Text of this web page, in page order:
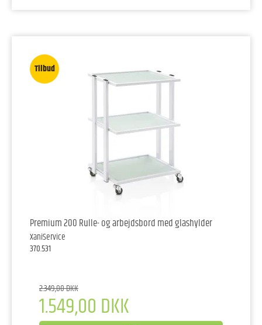
Tilbud
Premium 200 Rulle- og arbejdsbord med glashylder
XaniService
370.531
2.349,00 DKK
1.549,00 DKK